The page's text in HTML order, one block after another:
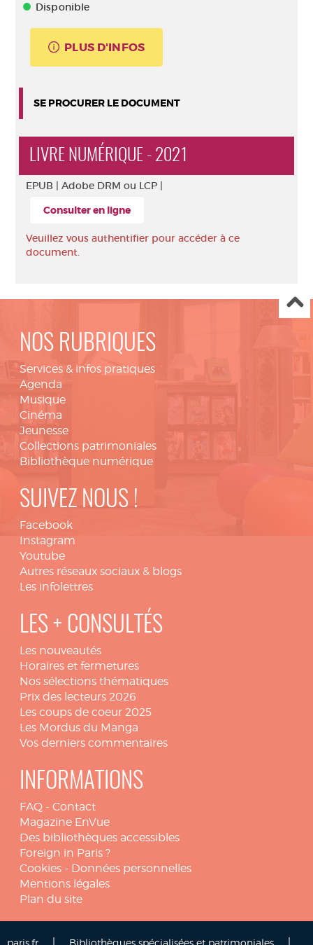
Disponible
PLUS D'INFOS
SE PROCURER LE DOCUMENT
LIVRE NUMÉRIQUE - 2021
EPUB | Adobe DRM ou LCP |
Consulter en ligne
Veuillez vous authentifier pour accéder à ce
document.
NOS RUBRIQUES
Services & infos pratiques
Agenda
Musique
Cinéma
Jeunesse
Collections patrimoniales
Bibliothèque numérique
SUIVEZ NOUS !
Facebook
Instagram
Youtube
Autres réseaux sociaux & blogs
Les infolettres
LES + CONSULTÉS
Les nouveautés
Horaires et fermetures
Nos sélections thématiques
Prix des lecteurs 2026
Les coups de coeur 2025
Les Mordus du Manga
Vos derniers commentaires
INFORMATIONS
FAQ - Contact
Magazine EnVue
Des bibliothèques accessibles
Foreign in Paris ?
Cookies - Données personnelles
Mentions légales
Plan du site
paris.fr Bibliothèques spécialisées et patrimoniales